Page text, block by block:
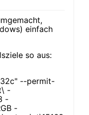
einfach
so aus:
--permit-
-
-
-